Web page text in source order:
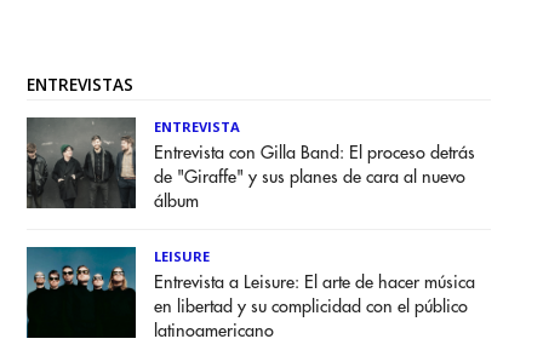
ENTREVISTAS
ENTREVISTA
Entrevista con Gilla Band: El proceso detrás
de "Giraffe" y sus planes de cara al nuevo
álbum
LEISURE
Entrevista a Leisure: El arte de hacer música
en libertad y su complicidad con el público
latinoamericano